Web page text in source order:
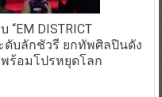
DISTRICT
ดับลักชัวรี ยกทัพศิลปินดัง
พร้อมโปรหยุดโลก